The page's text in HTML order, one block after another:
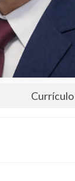
Currículo